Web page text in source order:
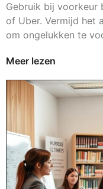
Gebruik bij voorkeur
of Uber. Vermijd het
om ongelukken te
Meer lezen